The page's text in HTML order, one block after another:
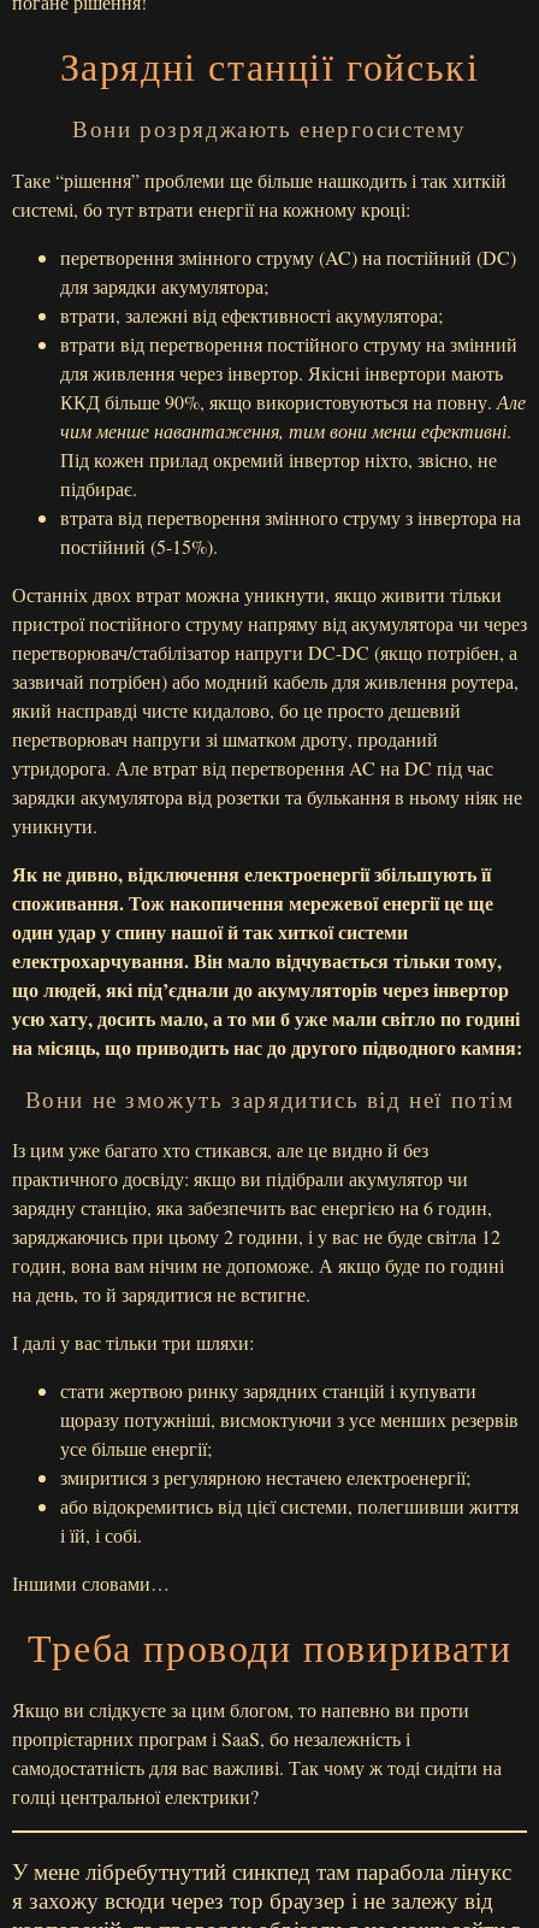
Зарядні станції гойські
Вони розряджають енергосистему
Таке “рішення” проблеми ще більше нашкодить і так хиткій
системі, бо тут втрати енергії на кожному кроці:
перетворення змінного струму (AC) на постійний (DC)
для зарядки акумулятора;
втрати, залежні від ефективності акумулятора;
втрати від перетворення постійного струму на змінний
для живлення через інвертор. Якісні інвертори мають
ККД більше 90%, якщо використовуються на повну. Але
чим менше навантаження, тим вони менш ефективні.
Під кожен прилад окремий інвертор ніхто, звісно, не
підбирає.
втрата від перетворення змінного струму з інвертора на
постійний (5-15%).
Останніх двох втрат можна уникнути, якщо живити тільки
пристрої постійного струму напряму від акумулятора чи через
перетворювач/стабілізатор напруги DC-DC (якщо потрібен, а
зазвичай потрібен) або модний кабель для живлення роутера,
який насправді чисте кидалово, бо це просто дешевий
перетворювач напруги зі шматком дроту, проданий
утридорога. Але втрат від перетворення AC на DC під час
зарядки акумулятора від розетки та булькання в ньому ніяк не
уникнути.
Як не дивно, відключення електроенергії збільшують її
споживання. Тож накопичення мережевої енергії це ще
один удар у спину нашої й так хиткої системи
електрохарчування. Він мало відчувається тільки тому,
що людей, які під’єднали до акумуляторів через інвертор
усю хату, досить мало, а то ми б уже мали світло по годині
на місяць, що приводить нас до другого підводного камня:
Вони не зможуть зарядитись від неї потім
Із цим уже багато хто стикався, але це видно й без
практичного досвіду: якщо ви підібрали акумулятор чи
зарядну станцію, яка забезпечить вас енергією на 6 годин,
заряджаючись при цьому 2 години, і у вас не буде світла 12
годин, вона вам нічим не допоможе. А якщо буде по годині
на день, то й зарядитися не встигне.
І далі у вас тільки три шляхи:
стати жертвою ринку зарядних станцій і купувати
щоразу потужніші, висмоктуючи з усе менших резервів
усе більше енергії;
змиритися з регулярною нестачею електроенергії;
або відокремитись від цієї системи, полегшивши життя
і їй, і собі.
Іншими словами…
Треба проводи повиривати
Якщо ви слідкуєте за цим блогом, то напевно ви проти
пропрієтарних програм і SaaS, бо незалежність і
самодостатність для вас важливі. Так чому ж тоді сидіти на
голці центральної електрики?
У мене лібребутнутий синкпед там парабола лінукс
я захожу всюди через тор браузер і не залежу від